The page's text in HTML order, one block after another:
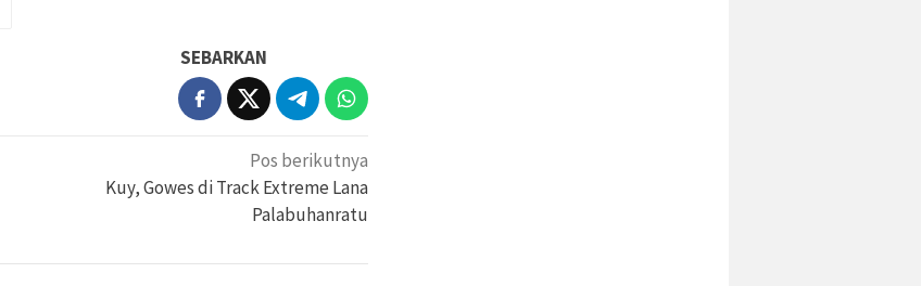
SEBARKAN
Pos berikutnya
Kuy, Gowes di Track Extreme Lana
Palabuhanratu